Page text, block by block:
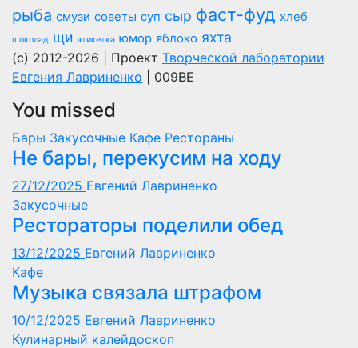
рыба смузи советы суп сыр фаст-фуд хлеб
шоколад щи этикетка юмор яблоко яхта
(c) 2012-2026 | Проект Творческой лаборатории
Евгения Лавриненко | 009BE
You missed
Бары Закусочные Кафе Рестораны
Не бары, перекусим на ходу
27/12/2025 Евгений Лавриненко
Закусочные
Рестораторы поделили обед
13/12/2025 Евгений Лавриненко
Кафе
Музыка связала штрафом
10/12/2025 Евгений Лавриненко
Кулинарный калейдоскоп